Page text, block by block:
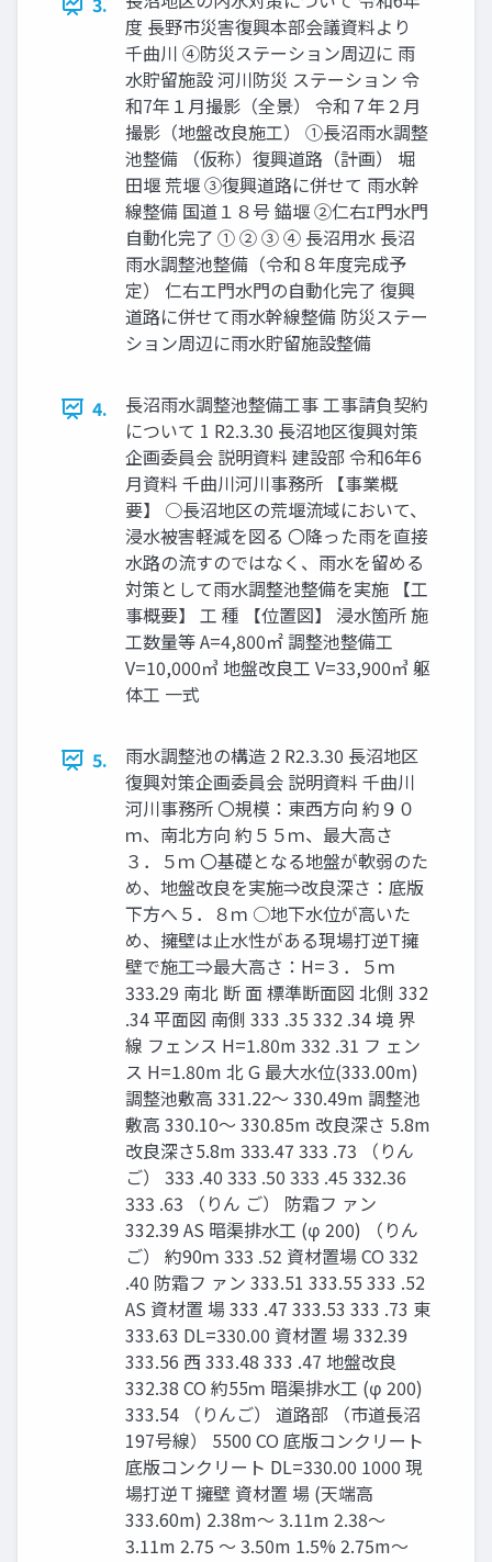
度 長野市災害復興本部会議資料より
千曲川 ④防災ステーション周辺に 雨
水貯留施設 河川防災 ステーション 令
和7年１月撮影（全景） 令和７年２月
撮影（地盤改良施工） ①長沼雨水調整
池整備 （仮称）復興道路（計画） 堀
田堰 荒堰 ③復興道路に併せて 雨水幹
線整備 国道１８号 錨堰 ②仁右ｴ門水門
自動化完了 ① ② ③ ④ 長沼用水 長沼
雨水調整池整備（令和８年度完成予
定） 仁右エ門水門の自動化完了 復興
道路に併せて雨水幹線整備 防災ステー
ション周辺に雨水貯留施設整備
4.
長沼雨水調整池整備工事 工事請負契約
について 1 R2.3.30 長沼地区復興対策
企画委員会 説明資料 建設部 令和6年6
月資料 千曲川河川事務所 【事業概
要】 ○長沼地区の荒堰流域において、
浸水被害軽減を図る 〇降った雨を直接
水路の流すのではなく、雨水を留める
対策として雨水調整池整備を実施 【工
事概要】 工 種 【位置図】 浸水箇所 施
工数量等 A=4,800㎡ 調整池整備工
V=10,000㎥ 地盤改良工 V=33,900㎥ 躯
体工 一式
5.
雨水調整池の構造 2 R2.3.30 長沼地区
復興対策企画委員会 説明資料 千曲川
河川事務所 〇規模：東西方向 約９０
ｍ、南北方向 約５５ｍ、最大高さ
３．５ｍ 〇基礎となる地盤が軟弱のた
め、地盤改良を実施⇒改良深さ：底版
下方へ５．８ｍ ○地下水位が高いた
め、擁壁は止水性がある現場打逆T擁
壁で施工⇒最大高さ：H=３．５ｍ
333.29 南北 断 面 標準断面図 北側 332
.34 平面図 南側 333 .35 332 .34 境 界
線 フェンス H=1.80m 332 .31 フ ェン
ス H=1.80m 北 G 最大水位(333.00m)
調整池敷高 331.22～ 330.49m 調整池
敷高 330.10～ 330.85m 改良深さ 5.8m
改良深さ5.8m 333.47 333 .73 （りん
ご） 333 .40 333 .50 333 .45 332.36
333 .63 （りん ご） 防霜フ ァン
332.39 AS 暗渠排水工 (φ 200) （りん
ご） 約90ｍ 333 .52 資材置場 CO 332
.40 防霜フ ァン 333.51 333.55 333 .52
AS 資材置 場 333 .47 333.53 333 .73 東
333.63 DL=330.00 資材置 場 332.39
333.56 西 333.48 333 .47 地盤改良
332.38 CO 約55ｍ 暗渠排水工 (φ 200)
333.54 （りんご） 道路部 （市道長沼
197号線） 5500 CO 底版コンクリート
底版コンクリート DL=330.00 1000 現
場打逆Ｔ擁壁 資材置 場 (天端高
333.60m) 2.38m～ 3.11m 2.38～
3.11m 2.75 ～ 3.50m 1.5% 2.75m～